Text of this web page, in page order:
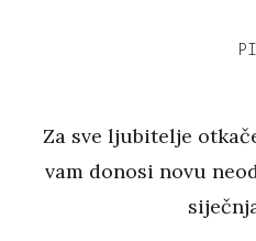
Za sve ljubitelje
vam donosi novu